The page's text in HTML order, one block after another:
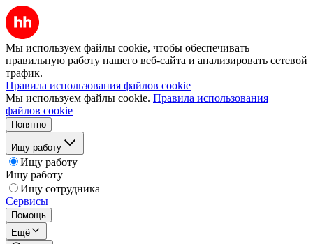
Мы используем файлы cookie, чтобы обеспечивать
правильную работу нашего веб-сайта и анализировать сетевой
трафик.
Правила использования файлов cookie
Мы используем файлы cookie. Правила использования
файлов cookie
Понятно
Ищу работу
Ищу работу
Ищу работу
Ищу сотрудника
Сервисы
Помощь
Ещё